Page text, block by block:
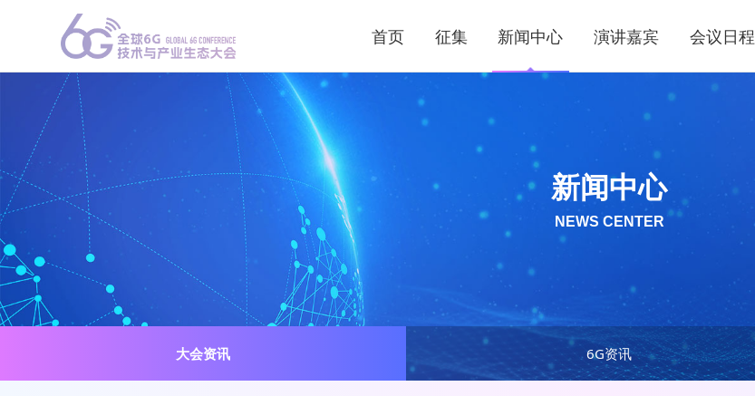
首页 征集 新闻中心 演讲嘉宾 会议日程
大会资讯 6G资讯
新闻中心
NEWS CENTER